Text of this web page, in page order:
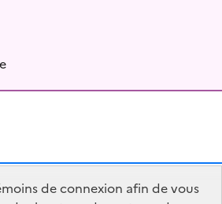
de connexion afin de vous